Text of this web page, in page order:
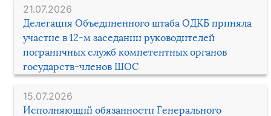
21.07.2026
Делегация Объединенного штаба ОДКБ приняла
участие в 12-м заседании руководителей
пограничных служб компетентных органов
государств-членов ШОС
15.07.2026
Исполняющий обязанности Генерального